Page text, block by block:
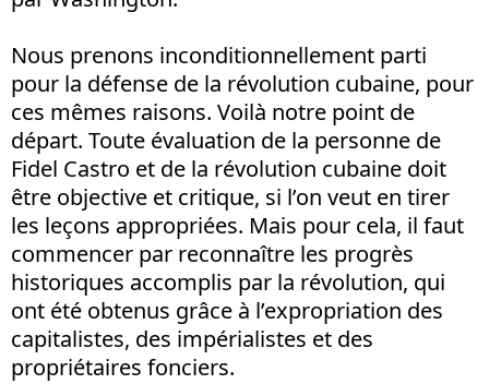
Nous prenons inconditionnellement parti
pour la défense de la révolution cubaine, pour
ces mêmes raisons. Voilà notre point de
départ. Toute évaluation de la personne de
Fidel Castro et de la révolution cubaine doit
être objective et critique, si l’on veut en tirer
les leçons appropriées. Mais pour cela, il faut
commencer par reconnaître les progrès
historiques accomplis par la révolution, qui
ont été obtenus grâce à l’expropriation des
capitalistes, des impérialistes et des
propriétaires fonciers.